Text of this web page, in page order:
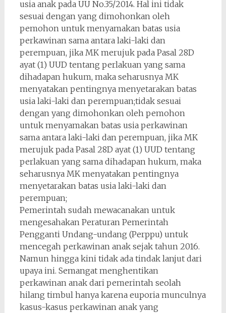
usia anak pada UU No.35/2014. Hal ini tidak
sesuai dengan yang dimohonkan oleh
pemohon untuk menyamakan batas usia
perkawinan sama antara laki-laki dan
perempuan, jika MK merujuk pada Pasal 28D
ayat (1) UUD tentang perlakuan yang sama
dihadapan hukum, maka seharusnya MK
menyatakan pentingnya menyetarakan batas
usia laki-laki dan perempuan;tidak sesuai
dengan yang dimohonkan oleh pemohon
untuk menyamakan batas usia perkawinan
sama antara laki-laki dan perempuan, jika MK
merujuk pada Pasal 28D ayat (1) UUD tentang
perlakuan yang sama dihadapan hukum, maka
seharusnya MK menyatakan pentingnya
menyetarakan batas usia laki-laki dan
perempuan;
Pemerintah sudah mewacanakan untuk
mengesahakan Peraturan Pemerintah
Pengganti Undang-undang (Perppu) untuk
mencegah perkawinan anak sejak tahun 2016.
Namun hingga kini tidak ada tindak lanjut dari
upaya ini. Semangat menghentikan
perkawinan anak dari pemerintah seolah
hilang timbul hanya karena euporia munculnya
kasus-kasus perkawinan anak yang